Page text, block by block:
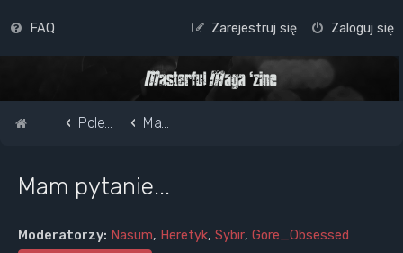
FAQ Zaloguj się
Zarejestruj się
Strona główna
Pole do popisu... Mam pytanie...
Mam pytanie...
Moderatorzy: Nasum, Heretyk, Sybir, Gore_Obsessed